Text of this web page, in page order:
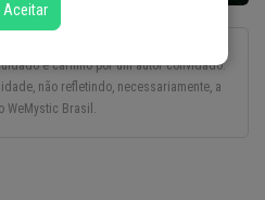
e carinho por um autor convidado.
não refletindo, necessariamente, a
WeMystic Brasil.
Aceitar